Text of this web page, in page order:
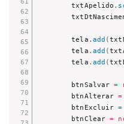
        txtApelido
.
        tela
. add (
        tela
. add (
        tela
. add (
        btnSalvar
=
        btnAlterar
=
        btnExcluir
=
        btnClear
=